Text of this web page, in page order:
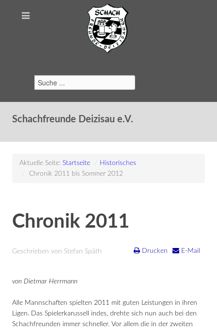
Schachfreunde Deizisau e.V.
Aktuelle Seite: Startseite /
Historisches
/
Chronik 2011 bis Sommer 2012
Chronik 2011
Drucken E-Mail
Geschrieben von Stefan Späth
von Dietmar Herrmann
Alle Mannschaften spielten 2011 mit guten Leistungen in ihren
Ligen. Das Spielerkarussell indes, drehte sich nun auch bei den
Schachfreunden immer schneller. Vor allem die in der zweiten